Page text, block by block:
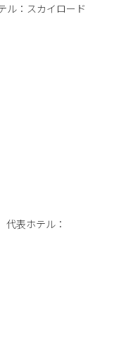
ル：スカイロード
表ホテル：